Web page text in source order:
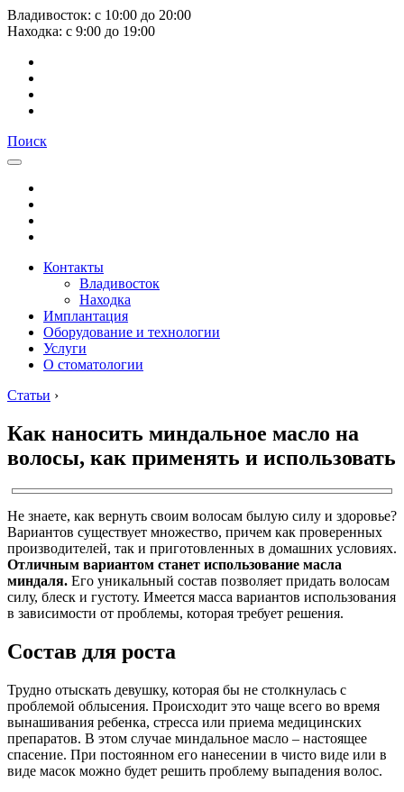
Владивосток: с 10:00 до 20:00
Находка: с 9:00 до 19:00
Поиск
Контакты
Владивосток
Находка
Имплантация
Оборудование и технологии
Услуги
О стоматологии
Статьи ›
Как наносить миндальное масло на
волосы, как применять и использовать
Не знаете, как вернуть своим волосам былую силу и здоровье?
Вариантов существует множество, причем как проверенных
производителей, так и приготовленных в домашних условиях.
Отличным вариантом станет использование масла
миндаля. Его уникальный состав позволяет придать волосам
силу, блеск и густоту. Имеется масса вариантов использования
в зависимости от проблемы, которая требует решения.
Состав для роста
Трудно отыскать девушку, которая бы не столкнулась с
проблемой облысения. Происходит это чаще всего во время
вынашивания ребенка, стресса или приема медицинских
препаратов. В этом случае миндальное масло – настоящее
спасение. При постоянном его нанесении в чисто виде или в
виде масок можно будет решить проблему выпадения волос.